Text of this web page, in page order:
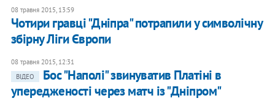
08 травня 2015, 13:59
Чотири гравці "Дніпра" потрапили у символічну
збірну Ліги Європи
08 травня 2015, 12:31
ВІДЕО
Бос "Наполі" звинуватив Платіні в
упередженості через матч із "Дніпром"